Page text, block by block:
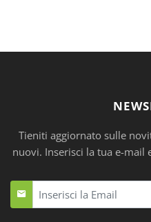
Tieniti aggiornato sulle
nuovi. Inserisci la tua e-mail